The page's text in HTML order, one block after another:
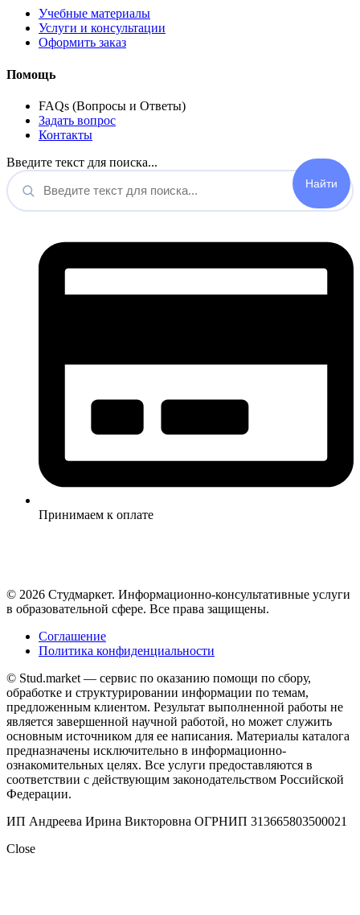
Учебные материалы
Услуги и консультации
Оформить заказ
Помощь
FAQs (Вопросы и Ответы)
Задать вопрос
Контакты
Введите текст для поиска...
Принимаем к оплате
© 2026 Студмаркет. Информационно-консультативные услуги
в образовательной сфере. Все права защищены.
Соглашение
Политика конфиденциальности
© Stud.market — сервис по оказанию помощи по сбору,
обработке и структурировании информации по темам,
предложенным клиентом. Результат выполненной работы не
является завершенной научной работой, но может служить
основным источником для ее написания. Материалы каталога
предназначены исключительно в информационно-
ознакомительных целях. Все услуги предоставляются в
соответствии с действующим законодательством Российской
Федерации.
ИП Андреева Ирина Викторовна ОГРНИП 313665803500021
Close